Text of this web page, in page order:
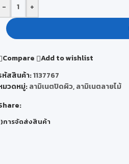
-
+
Compare
Add to wishlist
หัสสินค้า:1137767
มวดหมู่:ลามิเนตปิดผิว,ลามิเนตลายไม้
การจัดส่งสินค้า